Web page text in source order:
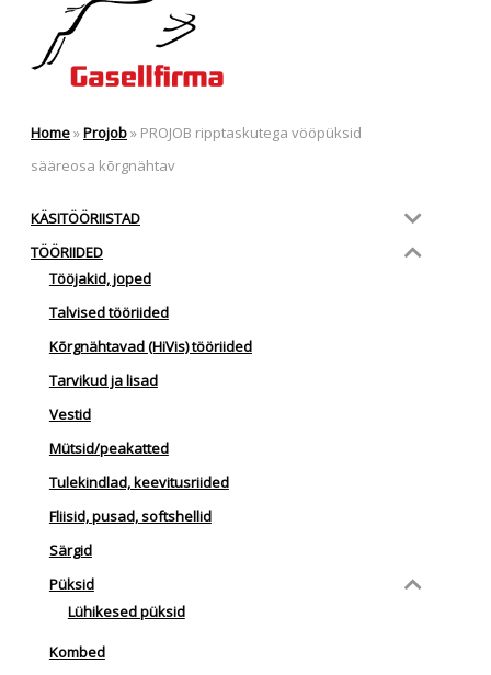
Home»Projob» PROJOB ripptaskutega vööpüksid
sääreosa kõrgnähtav
KÄSITÖÖRIISTAD
TÖÖRIIDED
Tööjakid, joped
Talvised tööriided
Kõrgnähtavad (HiVis) tööriided
Tarvikud ja lisad
Vestid
Mütsid/peakatted
Tulekindlad, keevitusriided
Fliisid, pusad, softshellid
Särgid
Püksid
Lühikesed püksid
Kombed